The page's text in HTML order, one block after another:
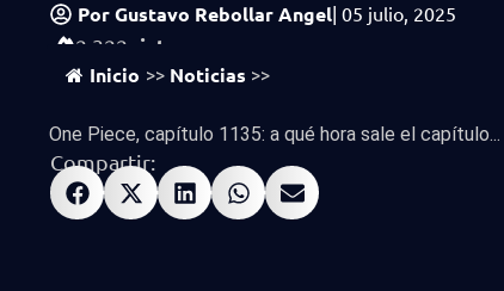
PorGustavo Rebollar Angel| 05 julio, 2025
2,322 vistas
Inicio >> Noticias >>
One Piece, capítulo 1135: a qué hora sale el capítulo...
Compartir: